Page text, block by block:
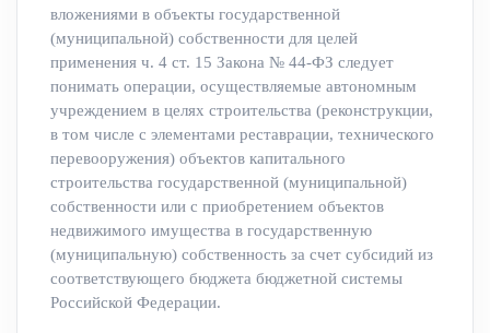
вложениями в объекты государственной
(муниципальной) собственности для целей
применения ч. 4 ст. 15 Закона № 44-ФЗ следует
понимать операции, осуществляемые автономным
учреждением в целях строительства (реконструкции,
в том числе с элементами реставрации, технического
перевооружения) объектов капитального
строительства государственной (муниципальной)
собственности или с приобретением объектов
недвижимого имущества в государственную
(муниципальную) собственность за счет субсидий из
соответствующего бюджета бюджетной системы
Российской Федерации.